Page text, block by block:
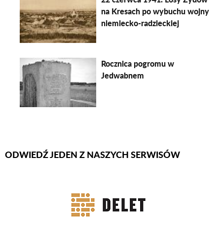
na Kresach po wybuchu wojny
niemiecko-radzieckiej
Rocznica pogromu w
Jedwabnem
Firmy Rotator
ODWIEDŹ JEDEN Z NASZYCH SERWISÓW